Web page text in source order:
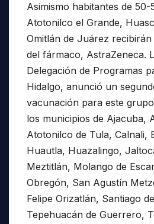
Asimismo habitantes de
Atotonilco el Grande,
Omitlán de Juárez recibirán
del fármaco, AstraZeneca.
Delegación de Programas
Hidalgo, anunció un
vacunación para este
los municipios de Ajacuba,
Atotonilco de Tula, Calnali,
Huautla, Huazalingo,
Meztitlán, Molango de
Obregón, San Agustín
Felipe Orizatlán, Santiago
Tepehuacán de Guerrero,